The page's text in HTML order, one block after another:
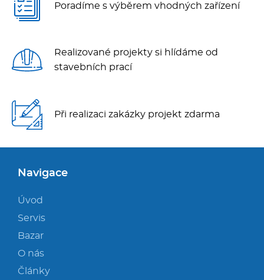
Poradíme s výběrem vhodných zařízení
Realizované projekty si hlídáme od
stavebních prací
Při realizaci zakázky projekt zdarma
Navigace
Úvod
Servis
Bazar
O nás
Články